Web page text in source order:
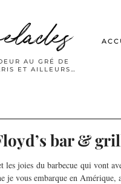
AU GRÉ DE
ET AILLEURS…
bar &
les joies du barbecue qui vont
je vous embarque en